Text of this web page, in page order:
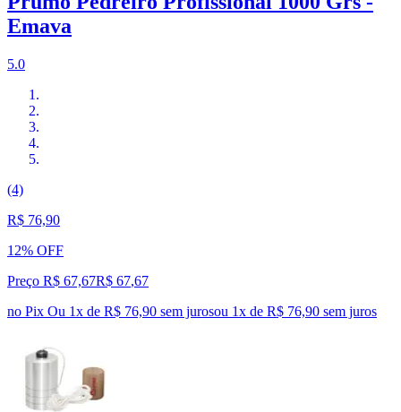
Emava
5.0
(4)
R$ 76,90
12% OFF
Preço R$ 67,67R$ 67,67
no Pix Ou 1x de R$ 76,90 sem jurosou 1x de R$ 76,90 sem juros